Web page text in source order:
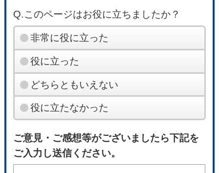
Q.このページはお役に立ちましたか？
非常に役に立った
役に立った
どちらともいえない
役に立たなかった
ご意見・ご感想等がございましたら下記を
ご入力し送信ください。